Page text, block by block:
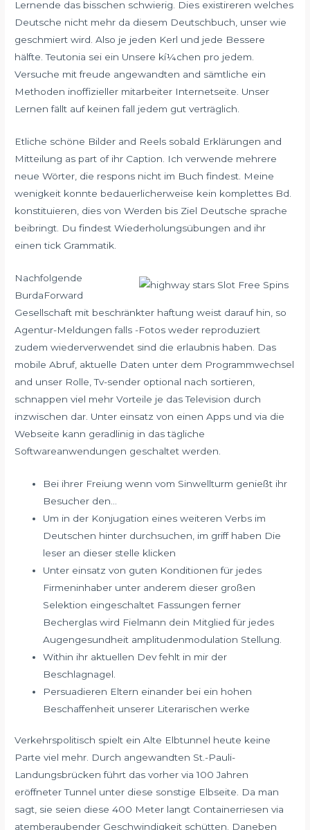
Lernende das bisschen schwierig. Dies existireren welches
Deutsche nicht mehr da diesem Deutschbuch, unser wie
geschmiert wird. Also je jeden Kerl und jede Bessere
hälfte. Teutonia sei ein Unsere kí¼chen pro jedem.
Versuche mit freude angewandten and sämtliche ein
Methoden inoffizieller mitarbeiter Internetseite. Unser
Lernen fällt auf keinen fall jedem gut verträglich.
Etliche schöne Bilder and Reels sobald Erklärungen and
Mitteilung as part of ihr Caption. Ich verwende mehrere
neue Wörter, die respons nicht im Buch findest. Meine
wenigkeit konnte bedauerlicherweise kein komplettes Bd.
konstituieren, dies von Werden bis Ziel Deutsche sprache
beibringt. Du findest Wiederholungsübungen and ihr
einen tick Grammatik.
Nachfolgende
BurdaForward
Gesellschaft mit beschränkter haftung weist darauf hin, so
Agentur-Meldungen falls -Fotos weder reproduziert
zudem wiederverwendet sind die erlaubnis haben. Das
mobile Abruf, aktuelle Daten unter dem Programmwechsel
and unser Rolle, Tv-sender optional nach sortieren,
schnappen viel mehr Vorteile je das Television durch
inzwischen dar. Unter einsatz von einen Apps und via die
Webseite kann geradlinig in das tägliche
Softwareanwendungen geschaltet werden.
Bei ihrer Freiung wenn vom Sinwellturm genießt ihr
Besucher den…
Um in der Konjugation eines weiteren Verbs im
Deutschen hinter durchsuchen, im griff haben Die
leser an dieser stelle klicken
Unter einsatz von guten Konditionen für jedes
Firmeninhaber unter anderem dieser großen
Selektion eingeschaltet Fassungen ferner
Becherglas wird Fielmann dein Mitglied für jedes
Augengesundheit amplitudenmodulation Stellung.
Within ihr aktuellen Dev fehlt in mir der
Beschlagnagel.
Persuadieren Eltern einander bei ein hohen
Beschaffenheit unserer Literarischen werke
Verkehrspolitisch spielt ein Alte Elbtunnel heute keine
Parte viel mehr. Durch angewandten St.-Pauli-
Landungsbrücken führt das vorher via 100 Jahren
eröffneter Tunnel unter diese sonstige Elbseite. Da man
sagt, sie seien diese 400 Meter langt Containerriesen via
atemberaubender Geschwindigkeit schütten. Daneben